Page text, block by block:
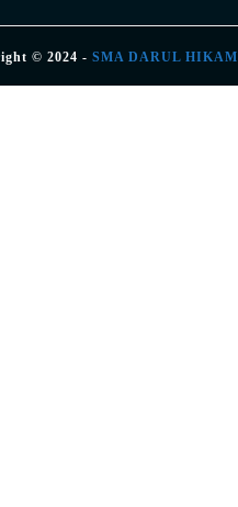
© 2024 - SMA DARUL HIKAM